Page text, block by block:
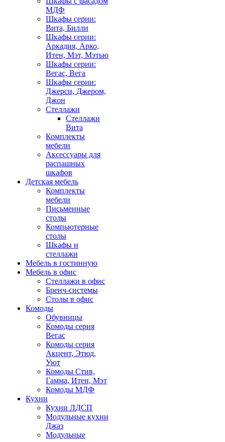
МДФ
Шкафы серии:
Вита, Билли
Шкафы серии:
Аркадия, Арко,
Итен, Мэт, Мэтью
Шкафы серии:
Вегас, Вега
Шкафы серии:
Джерси, Джером,
Джон
Стеллажи
Стеллажи
Вита
Комплекты
мебели
Аксессуары для
распашных
шкафов
Детская мебель
Комплекты
мебели
Письменные
столы
Компьютерные
столы
Шкафы и
стеллажи
Мебель в гостинную
Мебель в офис
Стеллажи в офис
Бренч-системы
Столы в офис
Комоды
Обувницы
Комоды серия
Вегас
Комоды серия
Акцент, Этюд,
Уют
Комоды Стив,
Гамма, Итен, Мэт
Комоды МДФ
Кухни
Кухни ЛДСП
Модульные кухни
Джаз
Модульные